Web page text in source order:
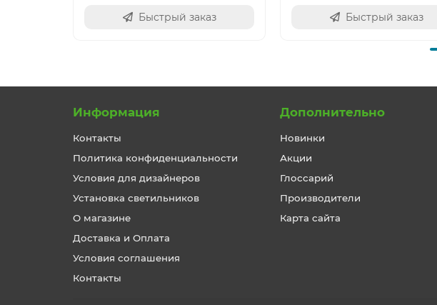
Быстрый заказ Быстрый заказ
Информация
Контакты
Политика конфиденциальности
Условия для дизайнеров
Установка светильников
О магазине
Доставка и Оплата
Условия соглашения
Контакты
Дополнительно
Новинки
Акции
Глоссарий
Производители
Карта сайта